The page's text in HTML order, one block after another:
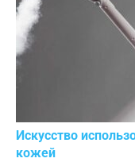
Искусство
кожей